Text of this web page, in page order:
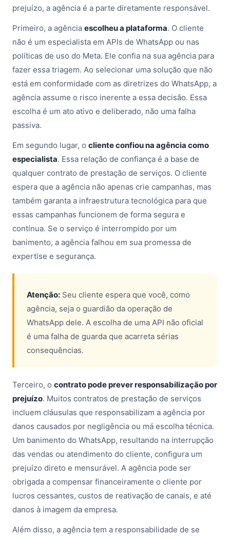
prejuízo, a agência é a parte diretamente responsável.
Primeiro, a agência escolheu a plataforma. O cliente
não é um especialista em APIs de WhatsApp ou nas
políticas de uso do Meta. Ele confia na sua agência para
fazer essa triagem. Ao selecionar uma solução que não
está em conformidade com as diretrizes do WhatsApp, a
agência assume o risco inerente a essa decisão. Essa
escolha é um ato ativo e deliberado, não uma falha
passiva.
Em segundo lugar, o cliente confiou na agência como
especialista. Essa relação de confiança é a base de
qualquer contrato de prestação de serviços. O cliente
espera que a agência não apenas crie campanhas, mas
também garanta a infraestrutura tecnológica para que
essas campanhas funcionem de forma segura e
contínua. Se o serviço é interrompido por um
banimento, a agência falhou em sua promessa de
expertise e segurança.
Atenção: Seu cliente espera que você, como
agência, seja o guardião da operação de
WhatsApp dele. A escolha de uma API não oficial
é uma falha de guarda que acarreta sérias
consequências.
Terceiro, o contrato pode prever responsabilização por
prejuízo. Muitos contratos de prestação de serviços
incluem cláusulas que responsabilizam a agência por
danos causados por negligência ou má escolha técnica.
Um banimento do WhatsApp, resultando na interrupção
das vendas ou atendimento do cliente, configura um
prejuízo direto e mensurável. A agência pode ser
obrigada a compensar financeiramente o cliente por
lucros cessantes, custos de reativação de canais, e até
danos à imagem da empresa.
Além disso, a agência tem a responsabilidade de se